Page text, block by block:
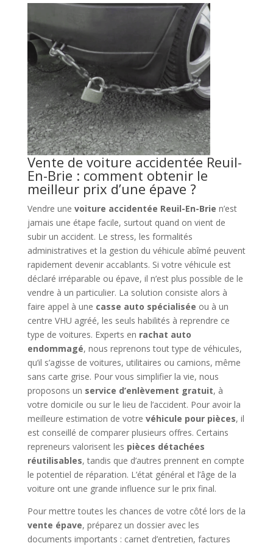
Vente de voiture accidentée Reuil-
En-Brie : comment obtenir le
meilleur prix d’une épave ?
Vendre une voiture accidentée Reuil-En-Brie n’est
jamais une étape facile, surtout quand on vient de
subir un accident. Le stress, les formalités
administratives et la gestion du véhicule abîmé peuvent
rapidement devenir accablants. Si votre véhicule est
déclaré irréparable ou épave, il n’est plus possible de le
vendre à un particulier. La solution consiste alors à
faire appel à une casse auto spécialisée ou à un
centre VHU agréé, les seuls habilités à reprendre ce
type de voitures. Experts en rachat auto
endommagé, nous reprenons tout type de véhicules,
qu’il s’agisse de voitures, utilitaires ou camions, même
sans carte grise. Pour vous simplifier la vie, nous
proposons un service d’enlèvement gratuit, à
votre domicile ou sur le lieu de l’accident. Pour avoir la
meilleure estimation de votre véhicule pour pièces, il
est conseillé de comparer plusieurs offres. Certains
repreneurs valorisent les pièces détachées
réutilisables, tandis que d’autres prennent en compte
le potentiel de réparation. L’état général et l’âge de la
voiture ont une grande influence sur le prix final.
Pour mettre toutes les chances de votre côté lors de la
vente épave, préparez un dossier avec les
documents importants : carnet d’entretien, factures